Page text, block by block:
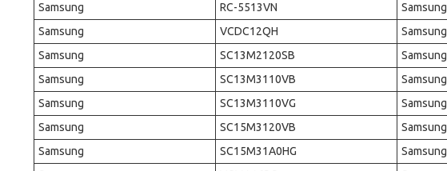
Samsung
RC-5513VN Samsung
Samsung
VCDC12QH Samsung
Samsung
SC13M2120SB Samsung
Samsung
SC13M3110VB Samsung
Samsung
SC13M3110VG Samsung
Samsung
SC15M3120VB Samsung
Samsung
SC15M31A0HG Samsung